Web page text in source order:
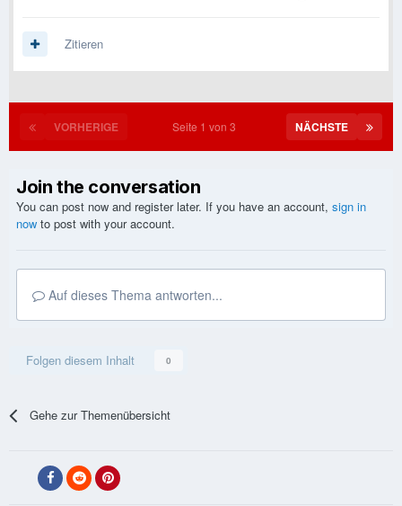
Zitieren
VORHERIGE NÄCHSTE
Seite 1 von 3
Join the conversation
You can post now and register later. If you have an account, sign in
now to post with your account.
Auf dieses Thema antworten...
Folgen diesem Inhalt 0
Gehe zur Themenübersicht